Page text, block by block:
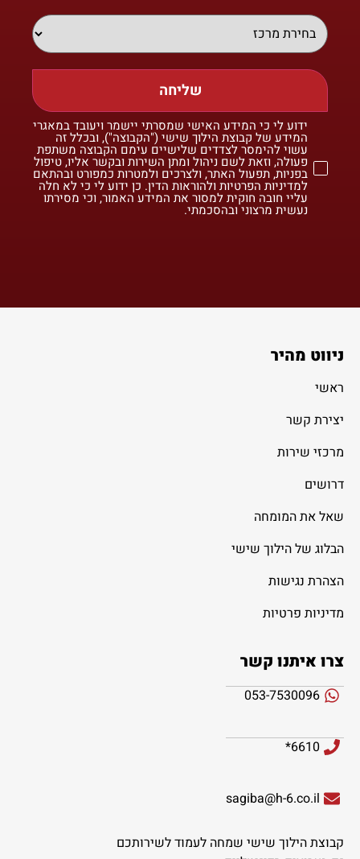
שליחה
ידוע לי כי המידע האישי שמסרתי יישמר ויעובד במאגרי
המידע של קבוצת הילוך שישי ("הקבוצה"), ובכלל זה
עשוי להימסר לצדדים שלישיים עימם הקבוצה משתפת
פעולה, וזאת לשם ניהול ומתן השירות ובקשר אליו, טיפול
בפניות, תפעול האתר, ולצרכים ולמטרות כמפורט ובהתאם
למדיניות הפרטיות ולהוראות הדין. כן ידוע לי כי לא חלה
עליי חובה חוקית למסור את המידע האמור, וכי מסירתו
נעשית מרצוני ובהסכמתי.
ניווט מהיר
ראשי
יצירת קשר
מרכזי שירות
דרושים
שאל את המומחה
הבלוג של הילוך שישי
הצהרת נגישות
מדיניות פרטיות
צרו איתנו קשר
053-7530096
6610*
sagiba@h-6.co.il
קבוצת הילוך שישי שמחה לעמוד לשירותכם